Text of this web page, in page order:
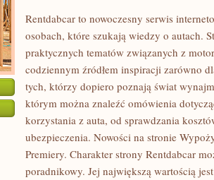
Rentdabcar to nowoczesny serwis
osobach, które szukają wiedzy o autach.
praktycznych tematów związanych z
codziennym źródłem inspiracji zarówno
tych, którzy dopiero poznają świat
którym można znaleźć omówienia
korzystania z auta, od sprawdzania
ubezpieczenia. Nowości na stronie
Premiery. Charakter strony Rentdabcar
poradnikowy. Jej największą wartością